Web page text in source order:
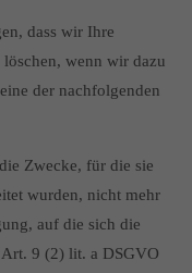
dass wir Ihre
wenn wir dazu
der nachfolgenden
Zwecke, für die sie
wurden, nicht mehr
auf die sich die
9 (2) lit. a DSGVO